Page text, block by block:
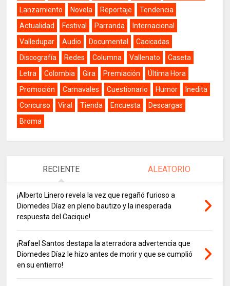
Lanzamiento
Novela Reportaje
Tendencia
Actualidad
Festival Parranda
Internacional
Valledupar
Audio Documental
Cacicadas
Discografía
Redes Columna Vallenato
Caseta
Letra
Colombia Gira Premiación
Última Hora
Promoción
Carnavales Cuestionario Humor
Inedita
Concurso
Viral Tienda Encuesta
Descargas
Broma
RECIENTE ALEATORIO
¡Alberto Linero revela la vez que regañó furioso a
Diomedes Díaz en pleno bautizo y la inesperada
respuesta del Cacique!
¡Rafael Santos destapa la aterradora advertencia que
Diomedes Díaz le hizo antes de morir y que se cumplió
en su entierro!